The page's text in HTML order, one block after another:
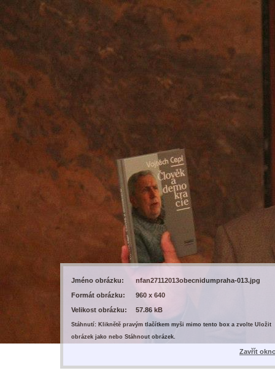
Jméno obrázku:
nfan27112013obecnidumpraha-013.jpg
Formát obrázku:
960 x 640
Velikost obrázku:
57.86 kB
Stáhnutí: Kliknětě pravým tlačítkem myši mimo tento box a zvolte Uložit
obrázek jako nebo Stáhnout obrázek.
Zavřít